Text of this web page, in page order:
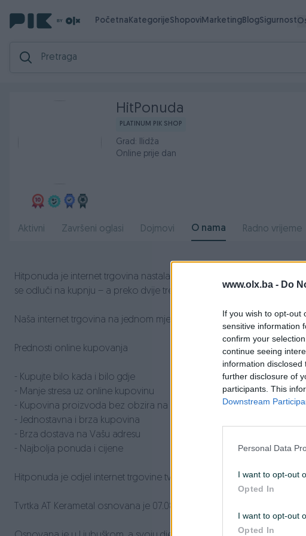
www.olx.ba - Do
If you wish to opt-out
sensitive information
confirm your
continue seeing
information
further disclosure of
participants. This
Downstream
Personal Data
I want to opt-out
Opted In
I want to opt-out
Opted In
PočetnaKategorijeShopoviMarketingBlogSigurnost
HitPonuda
PLATINUM PIK SHOP
Grad: Ilidža
Online prije dan
Aktivni Završeni oglasi Dojmovi O nama Radno vrijeme
Hitponuda je internet trgovina nastala kao odgovor na rastuće
se odluči na kupnju – a preko dvije trećine tih istraživanja se radi na
Naša internet trgovina na jednom mjestu omogućuje jednostavnu
Prednosti online kupovanja
- Kupujte bilo kada i bilo gdje
- Manje stresa uz online kupovinu
- Kupovina proizvoda bez obzira na Vašu lokaciju
- Jednostavna i brza kupovina
- Brza dostava na Vašu adresu
- Najbolja ponuda i cijene
Hitponuda je odjel internet trgovine tvrtke AT Kerametal.
Tvrtka AT Kerametal osnovana je 07.08.1989. godine, i ima oko stotinu